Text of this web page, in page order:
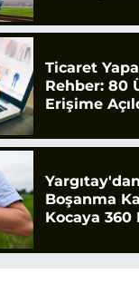
Ticaret
Rehber: 80
Erişime
Boşanma
Kocaya 360